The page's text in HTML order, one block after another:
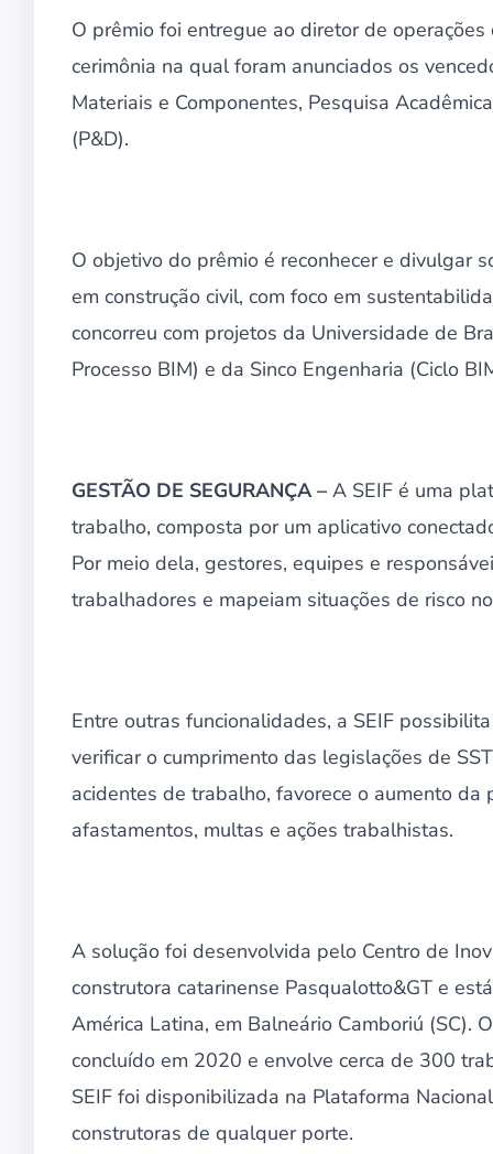
O prêmio foi entregue ao diretor de
cerimônia na qual foram anunciados os
Materiais e Componentes, Pesquisa
(P&D).
O objetivo do prêmio é reconhecer e divulgar
em construção civil, com foco em
concorreu com projetos da Universidade de
Processo BIM) e da Sinco Engenharia (Ciclo
GESTÃO DE SEGURANÇA – A SEIF é uma
trabalho, composta por um aplicativo
Por meio dela, gestores, equipes e
trabalhadores e mapeiam situações de risco
Entre outras funcionalidades, a SEIF
verificar o cumprimento das legislações de
acidentes de trabalho, favorece o aumento
afastamentos, multas e ações trabalhistas.
A solução foi desenvolvida pelo Centro de
construtora catarinense Pasqualotto&GT e
América Latina, em Balneário Camboriú (SC).
concluído em 2020 e envolve cerca de 300
SEIF foi disponibilizada na Plataforma
construtoras de qualquer porte.